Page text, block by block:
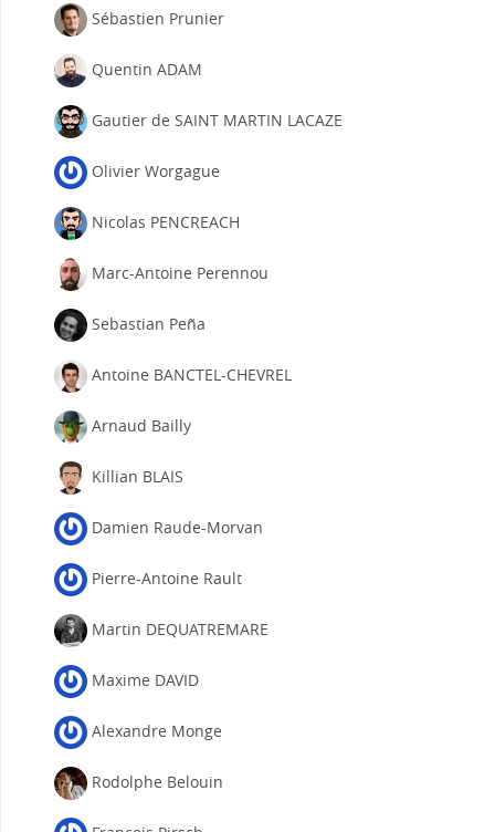
Sébastien Prunier
Quentin ADAM
Gautier de SAINT MARTIN LACAZE
Olivier Worgague
Nicolas PENCREACH
Marc-Antoine Perennou
Sebastian Peña
Antoine BANCTEL-CHEVREL
Arnaud Bailly
Killian BLAIS
Damien Raude-Morvan
Pierre-Antoine Rault
Martin DEQUATREMARE
Maxime DAVID
Alexandre Monge
Rodolphe Belouin